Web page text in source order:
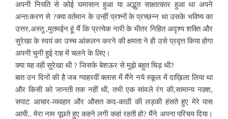
अपनी नियति से कोई घमासान हुआ या अद्भुत साक्षात्कार हुआ था अपने
अन्त:करण से ?क्या वर्तमान के उन्हीं प्रश्नों के प्रच्छन्न था उसके भविष्य का
उत्तर,अस्तु ,मुतमईन हूं मैं कि प्रत्येक नारी के भीतर निहित अदृश्य शक्ति और
सुरेखा के स्वयं का उच्च आंकलन करने की क्षमता ने ही उसे प्रवृत्त किया होगा
अपनी चुनी हुई राह में चलने के लिए।
क्या यह वही सुरेखा थी ? जिसके बेशऊर से मुझे बहुत चिड़ थी?
बात उन दिनों की है जब ग्याहरवीं क्लास में मैंने नये स्कूल में दाख़िला लिया था
और किसी को जानती तक नहीं थी, तभी एक सांवले रंग की,सामान्य नक़्श,
सपाट आचार-व्यवहार और औसत कद-काठी की लड़की हंसते हुए मेरे पास
आयी.. मेरा नाम पूछते हुए कहने लगी कहां रहती हो? मैंने अपना परिचय दिया।